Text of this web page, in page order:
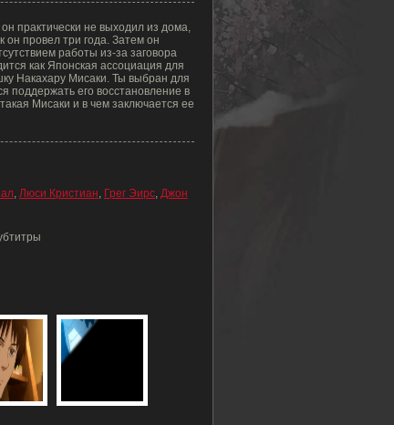
практически не выходил из дома,
он провел три года. Затем он
работы из-за заговора
как Японская ассоциация для
Накахару Мисаки. Ты выбран для
поддержать его восстановление в
Мисаки и в чем заключается ее
, Люси Кристиан, Грег Эирс, Джон